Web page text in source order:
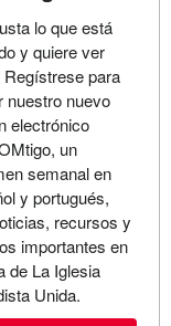
lo que está
y quiere ver
Regístrese para
nuestro nuevo
electrónico
un
semanal en
y portugués,
recursos y
importantes en
de La Iglesia
Unida.